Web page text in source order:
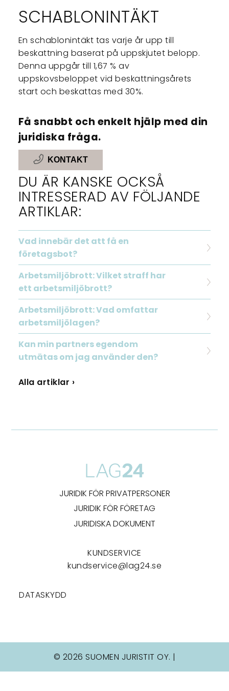
SCHABLONINTÄKT
En schablonintäkt tas varje år upp till
beskattning baserat på uppskjutet belopp.
Denna uppgår till 1,67 % av
uppskovsbeloppet vid beskattningsårets
start och beskattas med 30%.
Få snabbt och enkelt hjälp med din
juridiska fråga.
KONTAKT
DU ÄR KANSKE OCKSÅ
INTRESSERAD AV FÖLJANDE
ARTIKLAR:
Vad innebär det att få en
företagsbot?
Arbetsmiljöbrott: Vilket straff har
ett arbetsmiljöbrott?
Arbetsmiljöbrott: Vad omfattar
arbetsmiljölagen?
Kan min partners egendom
utmätas om jag använder den?
Alla artiklar ›
JURIDIK FÖR PRIVATPERSONER
JURIDIK FÖR FÖRETAG
JURIDISKA DOKUMENT
KUNDSERVICE
kundservice@lag24.se
DATASKYDD
© 2026 SUOMEN JURISTIT OY. |